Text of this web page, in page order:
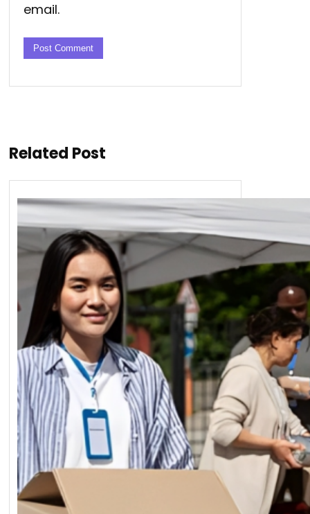
email.
Related Post